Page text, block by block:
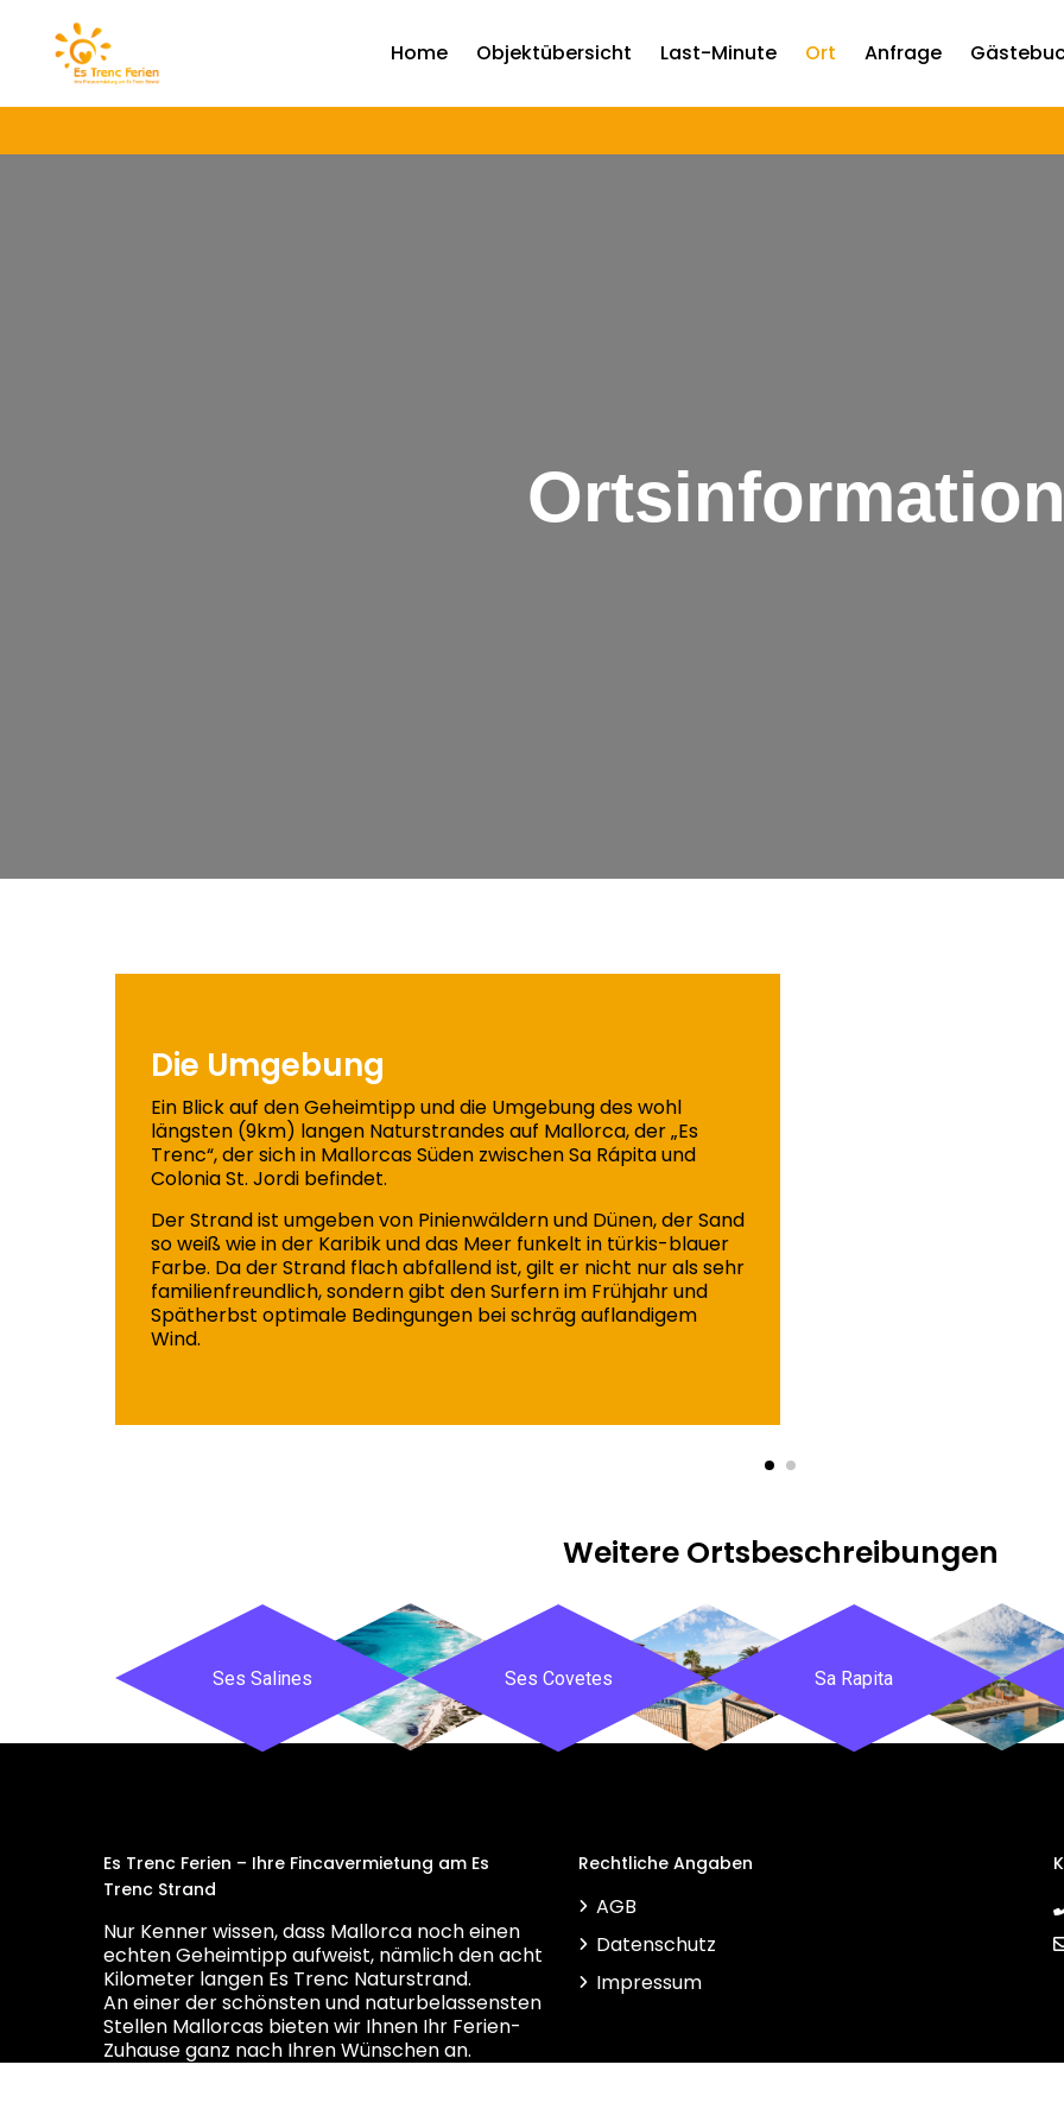
Home Objektübersicht Last-Minute Ort Anfrage
Ortsinformation
Die Umgebung
Ein Blick auf den Geheimtipp und die Umgebung des wohl
längsten (9km) langen Naturstrandes auf Mallorca, der „Es
Trenc“, der sich in Mallorcas Süden zwischen Sa Rápita und
Colonia St. Jordi befindet.
Der Strand ist umgeben von Pinienwäldern und Dünen, der Sand
so weiß wie in der Karibik und das Meer funkelt in türkis-blauer
Farbe. Da der Strand flach abfallend ist, gilt er nicht nur als sehr
familienfreundlich, sondern gibt den Surfern im Frühjahr und
Spätherbst optimale Bedingungen bei schräg auflandigem
Wind.
Weitere Ortsbeschreibungen
Ses Salines Ses Covetes Sa Rapita
Es Trenc Ferien – Ihre Fincavermietung am Es
Trenc Strand
Nur Kenner wissen, dass Mallorca noch einen
echten Geheimtipp aufweist, nämlich den acht
Kilometer langen Es Trenc Naturstrand.
An einer der schönsten und naturbelassensten
Stellen Mallorcas bieten wir Ihnen Ihr Ferien-
Zuhause ganz nach Ihren Wünschen an.
Rechtliche Angaben
AGB
Datenschutz
Impressum